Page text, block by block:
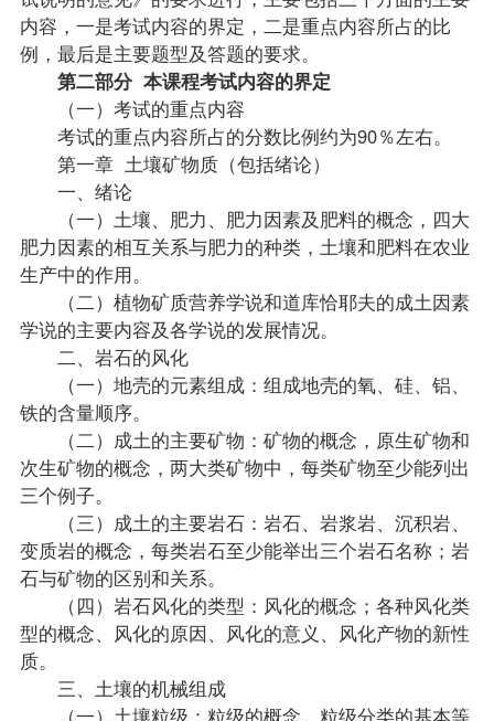
内容，一是考试内容的界定，二是重点内容所占的比
例，最后是主要题型及答题的要求。
第二部分 本课程考试内容的界定
（一）考试的重点内容
考试的重点内容所占的分数比例约为90％左右。
第一章 土壤矿物质（包括绪论）
一、绪论
（一）土壤、肥力、肥力因素及肥料的概念，四大
肥力因素的相互关系与肥力的种类，土壤和肥料在农业
生产中的作用。
（二）植物矿质营养学说和道库恰耶夫的成土因素
学说的主要内容及各学说的发展情况。
二、岩石的风化
（一）地壳的元素组成：组成地壳的氧、硅、铝、
铁的含量顺序。
（二）成土的主要矿物：矿物的概念，原生矿物和
次生矿物的概念，两大类矿物中，每类矿物至少能列出
三个例子。
（三）成土的主要岩石：岩石、岩浆岩、沉积岩、
变质岩的概念，每类岩石至少能举出三个岩石名称；岩
石与矿物的区别和关系。
（四）岩石风化的类型：风化的概念；各种风化类
型的概念、风化的原因、风化的意义、风化产物的新性
质。
三、土壤的机械组成
（一）土壤粒级：粒级的概念、粒级分类的基本等